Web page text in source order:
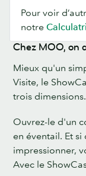
Pour voir
notre
Chez MOO, on
Mieux qu'un
Visite, le
trois dimensions.
Ouvrez-le d'un
en éventail. Et
impressionner,
Avec le